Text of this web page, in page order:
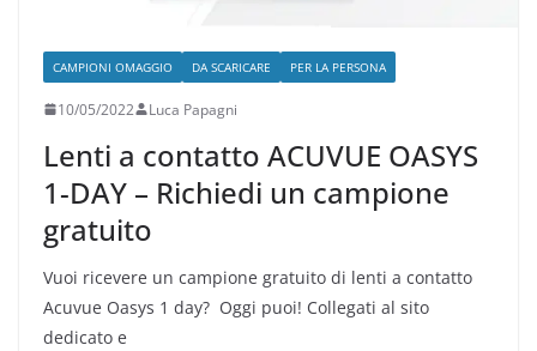
CAMPIONI OMAGGIO DA SCARICARE PER LA PERSONA
10/05/2022 Luca Papagni
Lenti a contatto ACUVUE OASYS
1-DAY – Richiedi un campione
gratuito
Vuoi ricevere un campione gratuito di lenti a contatto
Acuvue Oasys 1 day? Oggi puoi! Collegati al sito
dedicato e